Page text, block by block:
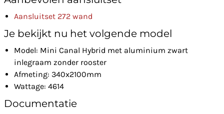
Aansluitset 272 wand
Je bekijkt nu het volgende model
Model: Mini Canal Hybrid met aluminium zwart
inlegraam zonder rooster
Afmeting: 340x2100mm
Wattage: 4614
Documentatie